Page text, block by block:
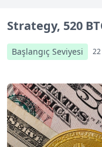
Strategy, 520
Başlangıç Seviyesi